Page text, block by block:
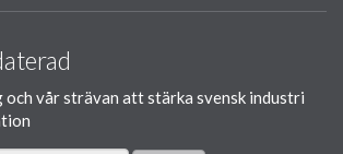
och vår strävan att stärka svensk industri